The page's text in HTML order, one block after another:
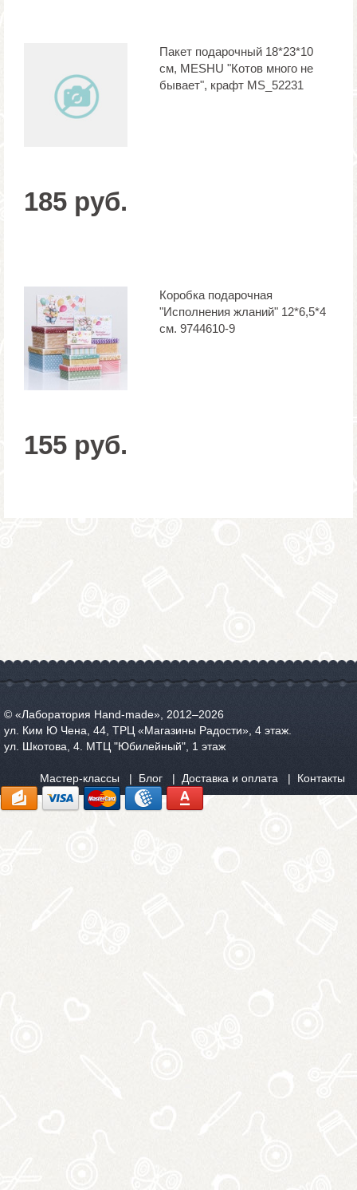
Пакет подарочный 18*23*10
см, MESHU "Котов много не
бывает", крафт MS_52231
185 руб.
Коробка подарочная
"Исполнения жланий" 12*6,5*4
см. 9744610-9
155 руб.
© «Лаборатория Hand-made», 2012‒2026
ул. Ким Ю Чена, 44, ТРЦ «Магазины Радости», 4 этаж.
ул. Шкотова, 4. МТЦ "Юбилейный", 1 этаж
Мастер-классы Блог Доставка и оплата Контакты